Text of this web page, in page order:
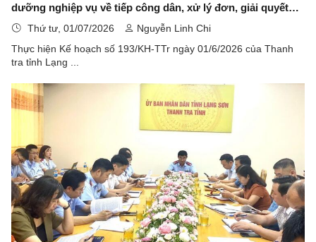
dưỡng nghiệp vụ về tiếp công dân, xử lý đơn, giải quyết
khiếu nại, tố cáo và công tác phòng, chống tham nhũng,
lãng phí, tiêu cực năm 2026
Thứ tư, 01/07/2026
Nguyễn Linh Chi
Thực hiện Kế hoạch số 193/KH-TTr ngày 01/6/2026 của Thanh
tra tỉnh Lạng ...